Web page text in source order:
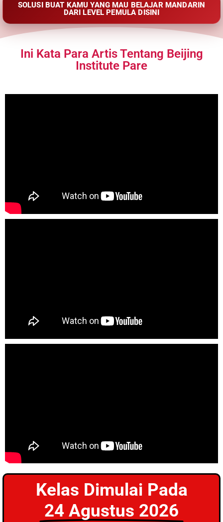
SOLUSI BUAT KAMU YANG MAU BELAJAR MANDARIN
DARI LEVEL PEMULA DISINI
Ini Kata Para Artis Tentang Beijing
Institute Pare
Kelas Dimulai Pada
24 Agustus 2026